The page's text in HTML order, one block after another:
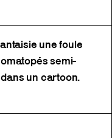
une foule
semi-
un cartoon.